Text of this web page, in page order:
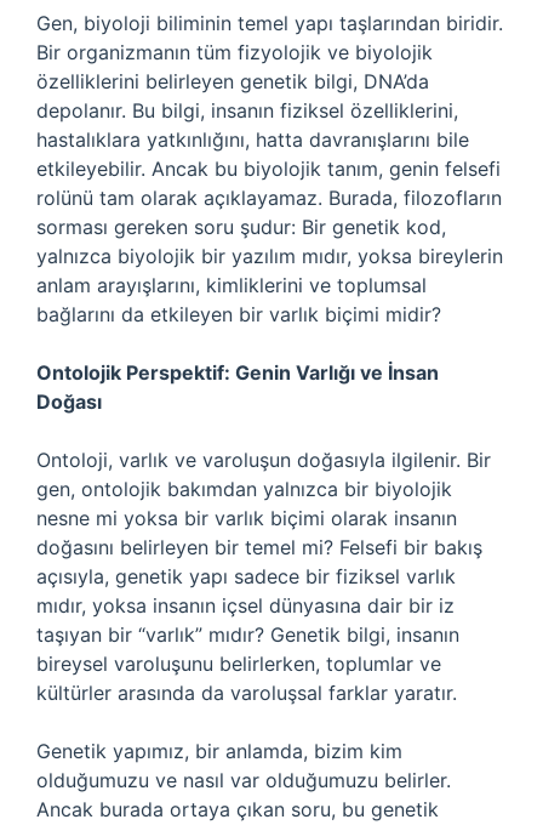
Gen, biyoloji biliminin temel yapı taşlarından biridir.
Bir organizmanın tüm fizyolojik ve biyolojik
özelliklerini belirleyen genetik bilgi, DNA’da
depolanır. Bu bilgi, insanın fiziksel özelliklerini,
hastalıklara yatkınlığını, hatta davranışlarını bile
etkileyebilir. Ancak bu biyolojik tanım, genin felsefi
rolünü tam olarak açıklayamaz. Burada, filozofların
sorması gereken soru şudur: Bir genetik kod,
yalnızca biyolojik bir yazılım mıdır, yoksa bireylerin
anlam arayışlarını, kimliklerini ve toplumsal
bağlarını da etkileyen bir varlık biçimi midir?
Ontolojik Perspektif: Genin Varlığı ve İnsan
Doğası
Ontoloji, varlık ve varoluşun doğasıyla ilgilenir. Bir
gen, ontolojik bakımdan yalnızca bir biyolojik
nesne mi yoksa bir varlık biçimi olarak insanın
doğasını belirleyen bir temel mi? Felsefi bir bakış
açısıyla, genetik yapı sadece bir fiziksel varlık
mıdır, yoksa insanın içsel dünyasına dair bir iz
taşıyan bir “varlık” mıdır? Genetik bilgi, insanın
bireysel varoluşunu belirlerken, toplumlar ve
kültürler arasında da varoluşsal farklar yaratır.
Genetik yapımız, bir anlamda, bizim kim
olduğumuzu ve nasıl var olduğumuzu belirler.
Ancak burada ortaya çıkan soru, bu genetik